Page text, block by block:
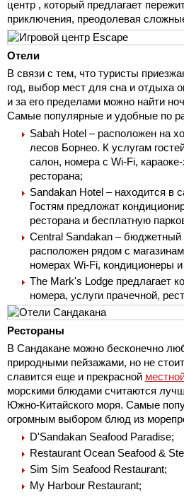
центр , который предлагает
приключения, преодолевая
Отели
В связи с тем, что туристы
год, выбор мест для сна и отдыха
и за его пределами можно найти
Самые популярные и удобные по
Sabah Hotel – расположен на
лесов Борнео. К услугам
салон, номера с Wi-Fi,
ресторана;
Sandakan Hotel – находится в
Гостям предложат
ресторана и бесплатную
Central Sandakan – бюджетный
расположен рядом с
номерах Wi-Fi, кондиционеры
The Mark's Lodge предлагает
номера, услуги прачечной,
Рестораны
В Сандакане можно бесконечно
природными пейзажами, но не
славится еще и прекрасной
морскими блюдами считаются
Южно-Китайского моря. Самые
огромным выбором блюд из
D'Sandakan Seafood Paradise;
Restaurant Ocean Seafood &
Sim Sim Seafood Restaurant;
My Harbour Restaurant;